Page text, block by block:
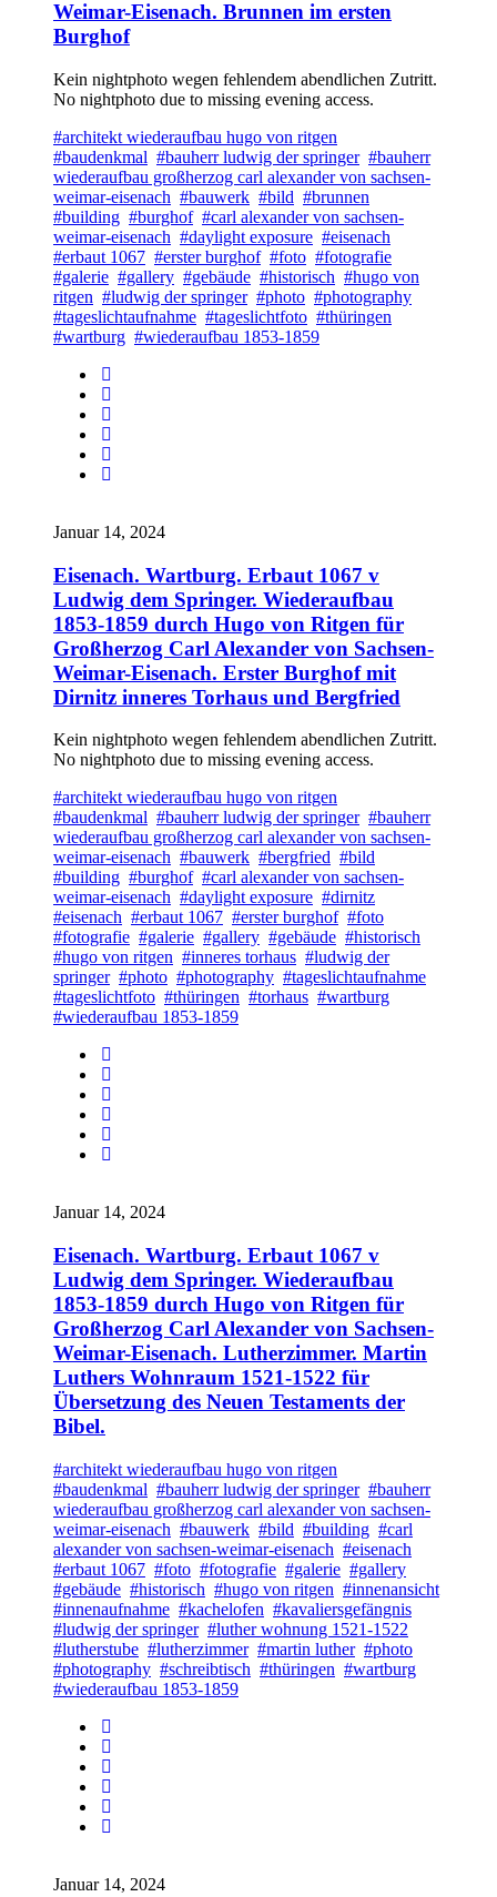
Weimar-Eisenach. Brunnen im ersten
Burghof
Kein nightphoto wegen fehlendem abendlichen Zutritt.
No nightphoto due to missing evening access.
#architekt wiederaufbau hugo von ritgen
#baudenkmal #bauherr ludwig der springer #bauherr
wiederaufbau großherzog carl alexander von sachsen-
weimar-eisenach #bauwerk #bild #brunnen
#building #burghof #carl alexander von sachsen-
weimar-eisenach #daylight exposure #eisenach
#erbaut 1067 #erster burghof #foto #fotografie
#galerie #gallery #gebäude #historisch #hugo von
ritgen #ludwig der springer #photo #photography
#tageslichtaufnahme #tageslichtfoto #thüringen
#wartburg #wiederaufbau 1853-1859
Januar 14, 2024
Eisenach. Wartburg. Erbaut 1067 v
Ludwig dem Springer. Wiederaufbau
1853-1859 durch Hugo von Ritgen für
Großherzog Carl Alexander von Sachsen-
Weimar-Eisenach. Erster Burghof mit
Dirnitz inneres Torhaus und Bergfried
Kein nightphoto wegen fehlendem abendlichen Zutritt.
No nightphoto due to missing evening access.
#architekt wiederaufbau hugo von ritgen
#baudenkmal #bauherr ludwig der springer #bauherr
wiederaufbau großherzog carl alexander von sachsen-
weimar-eisenach #bauwerk #bergfried #bild
#building #burghof #carl alexander von sachsen-
weimar-eisenach #daylight exposure #dirnitz
#eisenach #erbaut 1067 #erster burghof #foto
#fotografie #galerie #gallery #gebäude #historisch
#hugo von ritgen #inneres torhaus #ludwig der
springer #photo #photography #tageslichtaufnahme
#tageslichtfoto #thüringen #torhaus #wartburg
#wiederaufbau 1853-1859
Januar 14, 2024
Eisenach. Wartburg. Erbaut 1067 v
Ludwig dem Springer. Wiederaufbau
1853-1859 durch Hugo von Ritgen für
Großherzog Carl Alexander von Sachsen-
Weimar-Eisenach. Lutherzimmer. Martin
Luthers Wohnraum 1521-1522 für
Übersetzung des Neuen Testaments der
Bibel.
#architekt wiederaufbau hugo von ritgen
#baudenkmal #bauherr ludwig der springer #bauherr
wiederaufbau großherzog carl alexander von sachsen-
weimar-eisenach #bauwerk #bild #building #carl
alexander von sachsen-weimar-eisenach #eisenach
#erbaut 1067 #foto #fotografie #galerie #gallery
#gebäude #historisch #hugo von ritgen #innenansicht
#innenaufnahme #kachelofen #kavaliersgefängnis
#ludwig der springer #luther wohnung 1521-1522
#lutherstube #lutherzimmer #martin luther #photo
#photography #schreibtisch #thüringen #wartburg
#wiederaufbau 1853-1859
Januar 14, 2024